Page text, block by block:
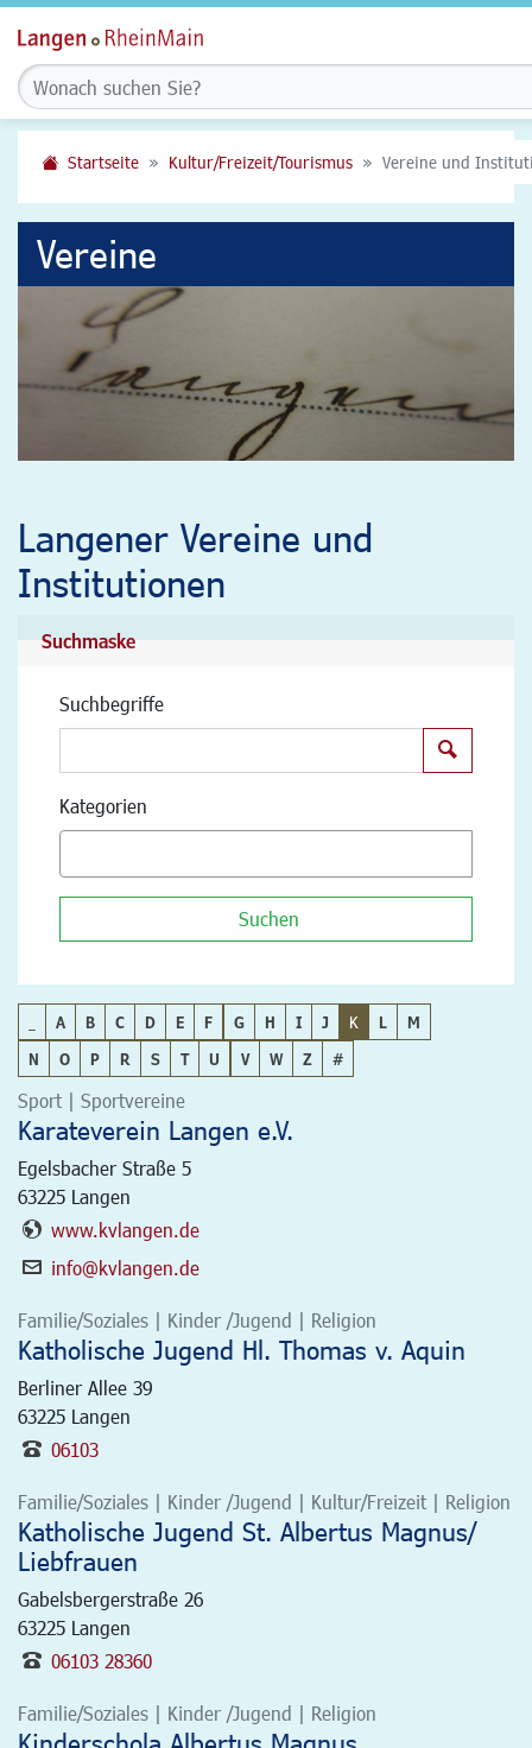
Startseite Kultur/Freizeit/Tourismus Vereine und
Vereine
Langener Vereine und
Institutionen
Suchmaske
Suchbegriffe
Kategorien
Suchen
A B C D E F G H I J K L
M
N
O P R S T U V W Z #
Sport | Sportvereine
Karateverein Langen e.V.
Egelsbacher Straße 5
63225 Langen
www.kvlangen.de
info@kvlangen.de
Familie/Soziales | Kinder /Jugend | Religion
Katholische Jugend Hl. Thomas v. Aquin
Berliner Allee 39
63225 Langen
06103
Familie/Soziales | Kinder /Jugend | Kultur/Freizeit | Religion
Katholische Jugend St. Albertus Magnus/
Liebfrauen
Gabelsbergerstraße 26
63225 Langen
06103 28360
Familie/Soziales | Kinder /Jugend | Religion